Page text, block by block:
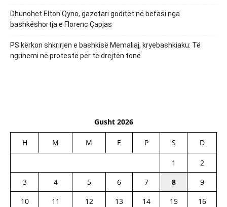
Dhunohet Elton Qyno, gazetari goditet në befasi nga
bashkëshortja e Florenc Çapjas
PS kërkon shkrirjen e bashkisë Memaliaj, kryebashkiaku: Të
ngrihemi në protestë për të drejtën tonë
Gusht 2026
H M M E P S D
1
2
3
4 5 6 7 8
9
10
11 12 13 14 15
16